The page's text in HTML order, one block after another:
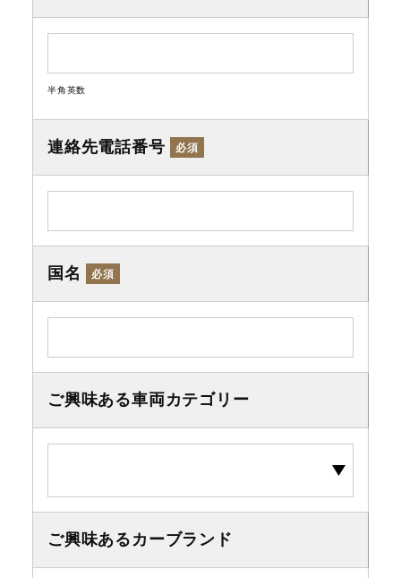
半角英数
連絡先電話番号 必須
国名 必須
ご興味ある車両カテゴリー
ご興味あるカーブランド